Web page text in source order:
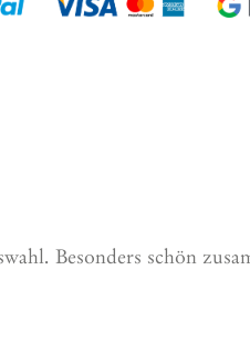
Besonders schön